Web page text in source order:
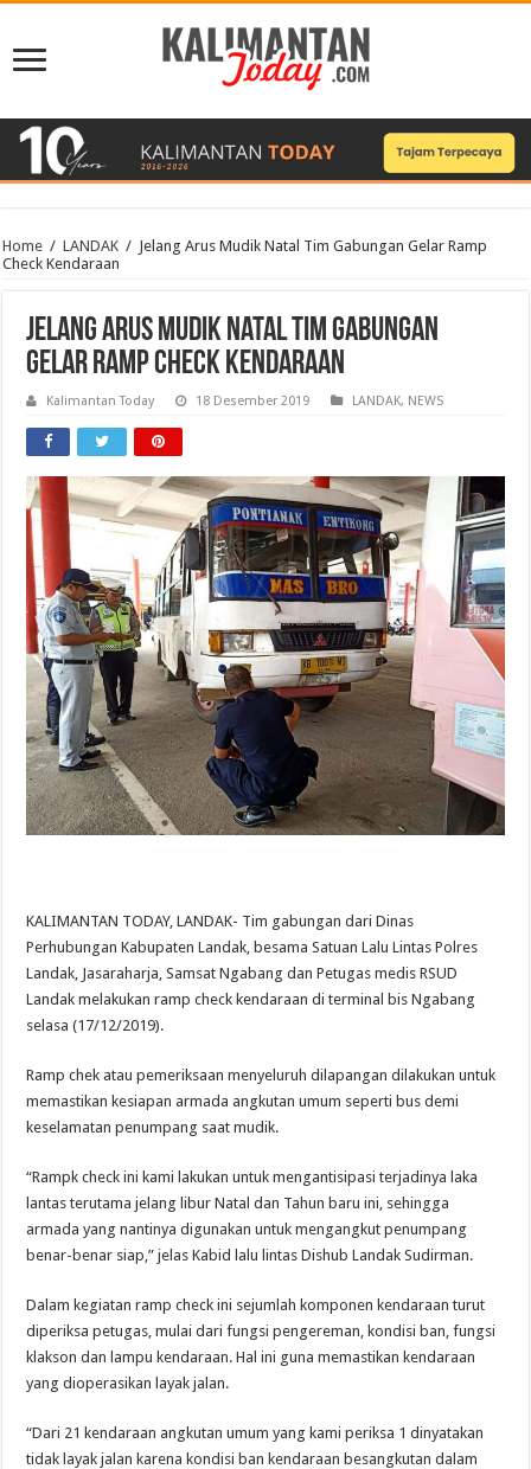
Home / LANDAK / Jelang Arus Mudik Natal Tim Gabungan Gelar Ramp
Check Kendaraan
Jelang Arus Mudik Natal Tim Gabungan
Gelar Ramp Check Kendaraan
Kalimantan Today 18 Desember 2019 LANDAK, NEWS
KALIMANTAN TODAY, LANDAK- Tim gabungan dari Dinas
Perhubungan Kabupaten Landak, besama Satuan Lalu Lintas Polres
Landak, Jasaraharja, Samsat Ngabang dan Petugas medis RSUD
Landak melakukan ramp check kendaraan di terminal bis Ngabang
selasa (17/12/2019).
Ramp chek atau pemeriksaan menyeluruh dilapangan dilakukan untuk
memastikan kesiapan armada angkutan umum seperti bus demi
keselamatan penumpang saat mudik.
“Rampk check ini kami lakukan untuk mengantisipasi terjadinya laka
lantas terutama jelang libur Natal dan Tahun baru ini, sehingga
armada yang nantinya digunakan untuk mengangkut penumpang
benar-benar siap,” jelas Kabid lalu lintas Dishub Landak Sudirman.
Dalam kegiatan ramp check ini sejumlah komponen kendaraan turut
diperiksa petugas, mulai dari fungsi pengereman, kondisi ban, fungsi
klakson dan lampu kendaraan. Hal ini guna memastikan kendaraan
yang dioperasikan layak jalan.
“Dari 21 kendaraan angkutan umum yang kami periksa 1 dinyatakan
tidak layak jalan karena kondisi ban kendaraan besangkutan dalam